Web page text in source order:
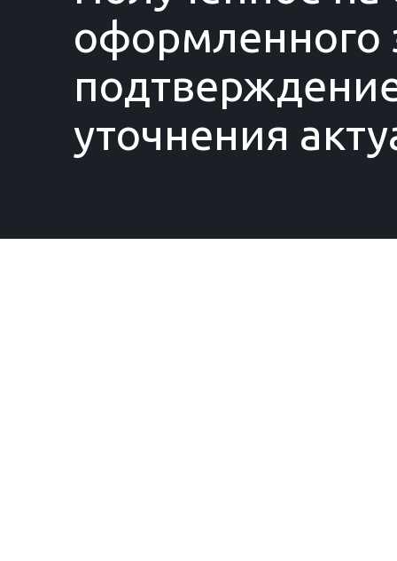
оформленного
уточнения